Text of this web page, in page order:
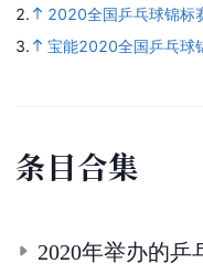
2.
2020全国乒乓球锦标
3.
宝能2020全国乒乓球
条目合集
2020年举办的乒